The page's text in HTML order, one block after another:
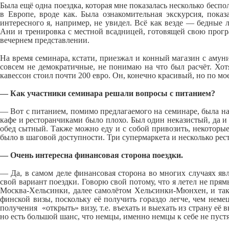
Была ещё одна поездка, которая мне показалась несколько
в Европе, вроде как. Была ознакомительная экскурсия,
интересного я, например, не увидел. Всё как везде —
Ани и тренировка с местной всадницей, готовящей свою
вечернем представлении.
На время семинара, кстати, приезжал и конный магазин с
совсем не демократичные, не понимаю на что был расчёт.
кавессон стоил почти 200 евро. Он, конечно красивый, но по
— Как участники семинара решали вопросы с питанием?
— Вот с питанием, помимо предлагаемого на семинаре, была
кафе и ресторанчиками было плохо. Был один неказистый, да и
обед сытный. Также можно еду и с собой привозить,
было в шаговой доступности. Три супермаркета и несколько
— Очень интересна финансовая сторона поездки.
— Да, в самом деле финансовая сторона во многих случаях
свой вариант поездки. Говорю свой потому, что я летел не
Москва-Хельсинки, далее самолётом Хельсинки-Мюнхен, и
финской визы, поскольку её получить гораздо легче, чем
получения «открыть» визу, т.е. въехать и выехать из страну
но есть большой шанс, что немцы, именно немцы к себе не